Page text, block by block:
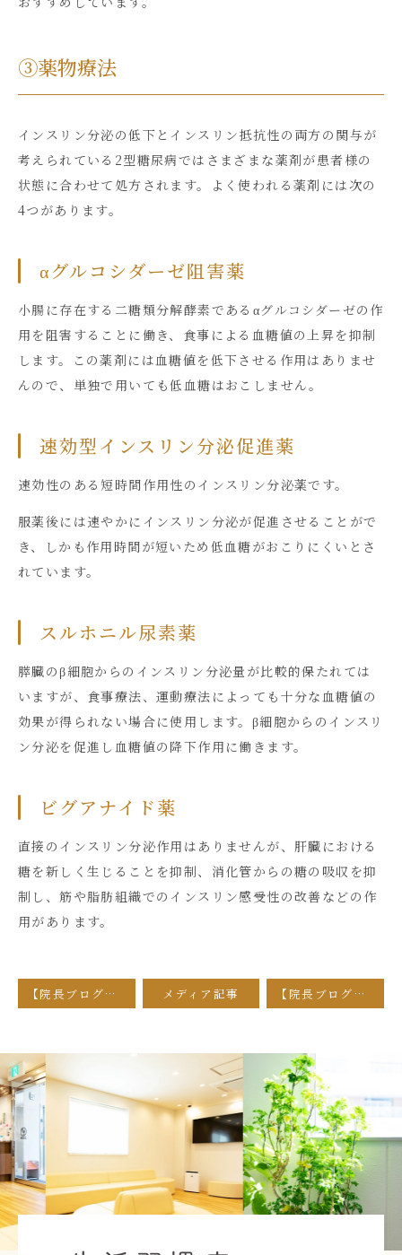
③薬物療法
インスリン分泌の低下とインスリン抵抗性の両方の関与が
考えられている 2型糖尿病ではさまざまな薬剤が患者様の
状態に合わせて処方されます。よく使われる薬剤には次の
4つがあります。
αグルコシダーゼ阻害薬
小腸に存在する二糖類分解酵素であるαグルコシダーゼの作
用を阻害することに働き、食事による血糖値の上昇を抑制
します。この薬剤には血糖値を低下させる作用はありませ
んので、単独で用いても低血糖はおこしません。
速効型インスリン分泌促進薬
速効性のある短時間作用性のインスリン分泌薬です。
服薬後には速やかにインスリン分泌が促進させることがで
き、しかも作用時間が短いため低血糖がおこりにくいとさ
れています。
スルホニル尿素薬
膵臓のβ細胞からのインスリン分泌量が比較的保たれては
いますが、食事療法、運動療法によっても十分な血糖値の
効果が得られない場合に使用します。β細胞からのインスリ
ン分泌を促進し血糖値の降下作用に働きます。
ビグアナイド薬
直接のインスリン分泌作用はありませんが、肝臓における
糖を新しく生じることを抑制、消化管からの糖の吸収を抑
制し、筋や脂肪組織でのインスリン感受性の改善などの作
用があります。
【院長ブログ】糖尿病について（原因と症状） メディア記事 【院長ブログ】高血圧症について（原因と症状）
Previous